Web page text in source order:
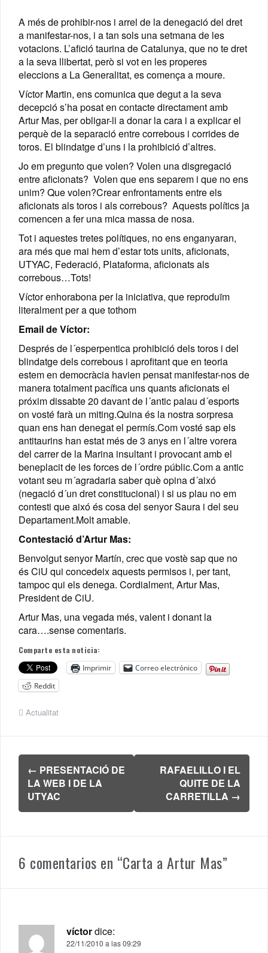
A més de prohibir-nos i arrel de la denegació del dret
a manifestar-nos, i a tan sols una setmana de les
votacions. L’afició taurina de Catalunya, que no te dret
a la seva llibertat, però si vot en les properes
eleccions a La Generalitat, es comença a moure.
Víctor Martin, ens comunica que degut a la seva
decepció s’ha posat en contacte directament amb
Artur Mas, per obligar-li a donar la cara i a explicar el
perquè de la separació entre correbous i corrides de
toros. El blindatge d’uns i la prohibició d’altres.
Jo em pregunto que volen? Volen una disgregació
entre aficionats? Volen que ens separem i que no ens
unim? Que volen?Crear enfrontaments entre els
aficionats als toros i als correbous? Aquests polítics ja
comencen a fer una mica massa de nosa.
Tot i aquestes tretes polítiques, no ens enganyaran,
ara més que mai hem d’estar tots units, aficionats,
UTYAC, Federació, Plataforma, aficionats als
correbous…Tots!
Víctor enhorabona per la iniciativa, que reproduïm
literalment per a que tothom
Email de Víctor:
Després de l´esperpentica prohibició dels toros i del
blindatge dels correbous i aprofitant que en teoria
estem en democràcia havien pensat manifestar-nos de
manera totalment pacífica uns quants aficionats el
próxim dissabte 20 davant de l´antic palau d´esports
on vosté farà un miting.Quina és la nostra sorpresa
quan ens han denegat el permís.Com vosté sap els
antitaurins han estat més de 3 anys en l´altre vorera
del carrer de la Marina insultant i provocant amb el
beneplacit de les forces de l´ordre públic.Com a antic
votant seu m´agradaria saber què opina d´aixó
(negació d´un dret constitucional) i si us plau no em
contesti que aixó és cosa del senyor Saura i del seu
Departament.Molt amable.
Contestació d’Artur Mas:
Benvolgut senyor Martín, crec que vostè sap que no
és CiU qui concedeix aquests permisos i, per tant,
tampoc qui els denega. Cordialment, Artur Mas,
President de CiU.
Artur Mas, una vegada més, valent i donant la
cara….sense comentaris.
Comparte esta noticia:
Imprimir
Correo electrónico
Reddit
Actualitat
Navegación
de
entradas
← PRESENTACIÓ DE
LA WEB I DE LA
UTYAC
RAFAELILLO I EL
QUITE DE LA
CARRETILLA →
6 comentarios en “Carta a Artur Mas”
víctordice:
22/11/2010 a las 09:29